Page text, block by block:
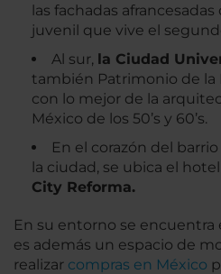
las fachadas
juvenil que vive el
Al sur, la Ciudad
también Patrimonio de
con lo mejor de la
México de los 50’s y 60’s.
En el corazón del
la ciudad, se ubica el hotel
City Reforma.
En su entorno se encuentra
es además un espacio de
realizar compras en México